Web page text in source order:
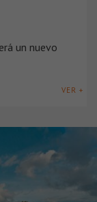
un nuevo
VER +